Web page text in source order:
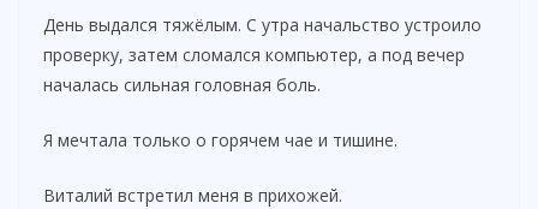
День выдался тяжёлым. С утра начальство устроило
проверку, затем сломался компьютер, а под вечер
началась сильная головная боль.
Я мечтала только о горячем чае и тишине.
Виталий встретил меня в прихожей.